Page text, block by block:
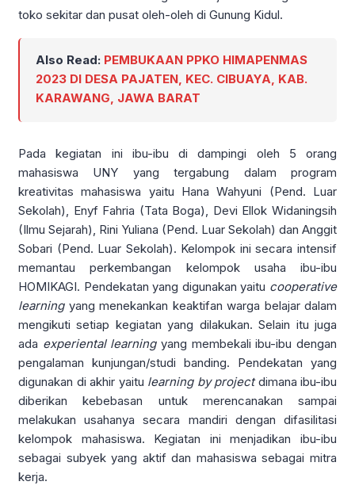
toko sekitar dan pusat oleh-oleh di Gunung Kidul.
Also Read: PEMBUKAAN PPKO HIMAPENMAS
2023 DI DESA PAJATEN, KEC. CIBUAYA, KAB.
KARAWANG, JAWA BARAT
Pada kegiatan ini ibu-ibu di dampingi oleh 5 orang
mahasiswa UNY yang tergabung dalam program
kreativitas mahasiswa yaitu Hana Wahyuni (Pend. Luar
Sekolah), Enyf Fahria (Tata Boga), Devi Ellok Widaningsih
(Ilmu Sejarah), Rini Yuliana (Pend. Luar Sekolah) dan Anggit
Sobari (Pend. Luar Sekolah). Kelompok ini secara intensif
memantau perkembangan kelompok usaha ibu-ibu
HOMIKAGI. Pendekatan yang digunakan yaitu cooperative
learningyang menekankan keaktifan warga belajar dalam
mengikuti setiap kegiatan yang dilakukan. Selain itu juga
ada experiental learningyang membekali ibu-ibu dengan
pengalaman kunjungan/studi banding. Pendekatan yang
digunakan di akhir yaitu learning by projectdimana ibu-ibu
diberikan kebebasan untuk merencanakan sampai
melakukan usahanya secara mandiri dengan difasilitasi
kelompok mahasiswa. Kegiatan ini menjadikan ibu-ibu
sebagai subyek yang aktif dan mahasiswa sebagai mitra
kerja.